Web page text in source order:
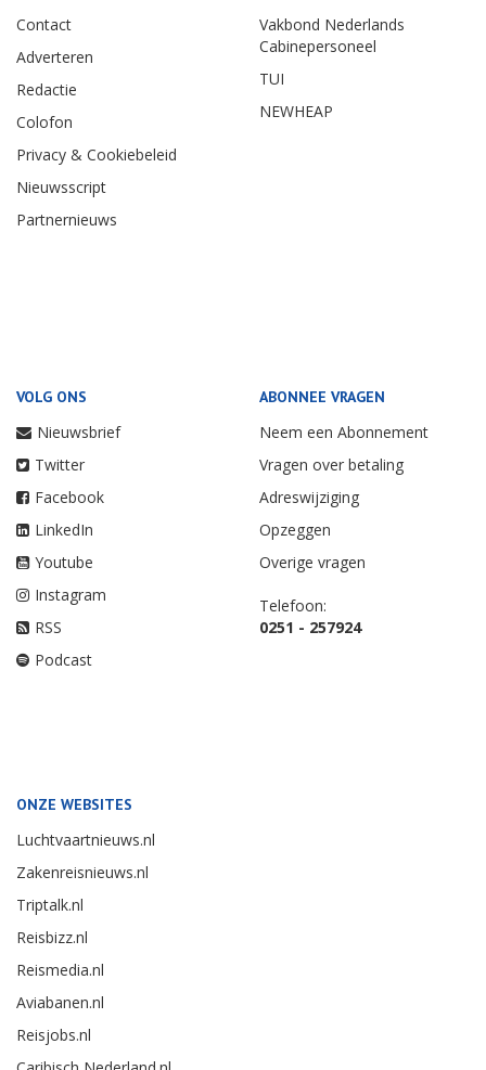
Contact
Adverteren
Redactie
Colofon
Privacy & Cookiebeleid
Nieuwsscript
Partnernieuws
Vakbond Nederlands
Cabinepersoneel
TUI
NEWHEAP
VOLG ONS
Nieuwsbrief
Twitter
Facebook
LinkedIn
Youtube
Instagram
RSS
Podcast
ABONNEE VRAGEN
Neem een Abonnement
Vragen over betaling
Adreswijziging
Opzeggen
Overige vragen
Telefoon:
0251 - 257924
ONZE WEBSITES
Luchtvaartnieuws.nl
Zakenreisnieuws.nl
Triptalk.nl
Reisbizz.nl
Reismedia.nl
Aviabanen.nl
Reisjobs.nl